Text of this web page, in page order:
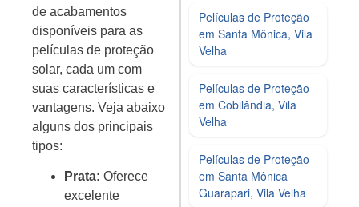
de acabamentos
disponíveis para as
películas de proteção
solar, cada um com
suas características e
vantagens. Veja abaixo
alguns dos principais
tipos:
Prata: Oferece
excelente
Películas de Proteção
em Santa Mônica, Vila
Velha
Películas de Proteção
em Cobilândia, Vila
Velha
Películas de Proteção
em Santa Mônica
Guarapari, Vila Velha